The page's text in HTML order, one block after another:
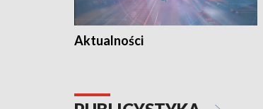
Aktualności